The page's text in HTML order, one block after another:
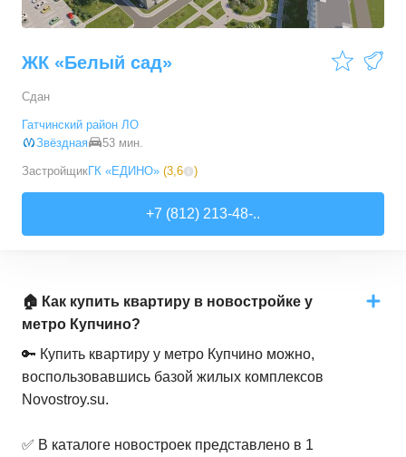
ЖК «Белый сад»
Сдан
Гатчинский район ЛО
Звёздная
53 мин.
ЗастройщикГК «ЕДИНО» (3,6 )
+7 (812) 213-48-..
🏠 Как купить квартиру в новостройке у
метро Купчино?
🔑 Купить квартиру у метро Купчино можно,
воспользовавшись базой жилых комплексов
Novostroy.su.
✅ В каталоге новостроек представлено в 1